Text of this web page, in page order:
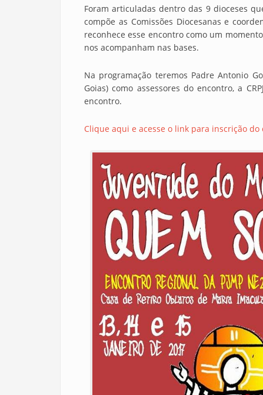
Foram articuladas dentro das 9 dioceses
compõe as Comissões Diocesanas e
reconhece esse encontro como um
nos acompanham nas bases.
Na programação teremos Padre Antonio
Goias) como assessores do encontro, a
encontro.
Clique aqui e acesse o link para inscrição do